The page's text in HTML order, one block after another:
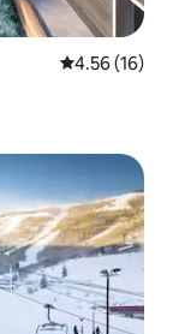
औसत रेटिंग 5 में
4.56 (16)